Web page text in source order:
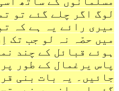
لوگ اگر چلے گئے تو
میری رائے یہ ہے کہ
میں حصّہ نہ لو جب تک
ہوئے قبائل کے چند
پاس یرغمال کے طور
جائیں۔ یہ بات بنی